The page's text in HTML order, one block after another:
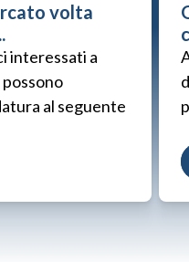
volta
interessati a
al seguente